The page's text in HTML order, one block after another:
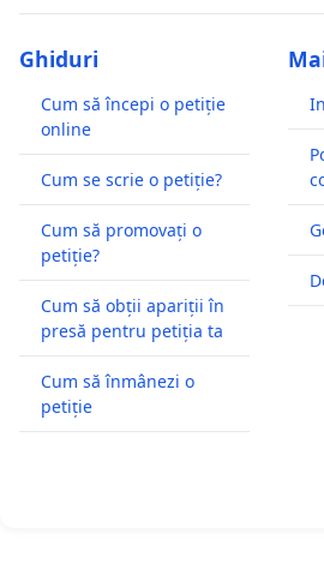
Ghiduri
Cum să începi o petiție
online
Cum se scrie o petiție?
Cum să promovați o
petiție?
Cum să obții apariții în
presă pentru petiția ta
Cum să înmânezi o
petiție